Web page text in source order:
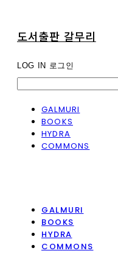
도서출판 갈무리
LOG IN 로그인
GALMURI
BOOKS
HYDRA
COMMONS
GALMURI
BOOKS
HYDRA
COMMONS